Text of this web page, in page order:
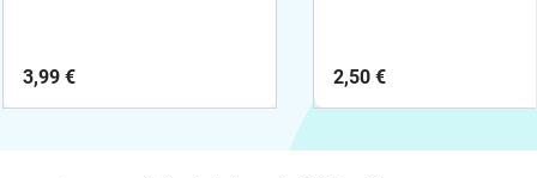
3,99 € 2,50 €